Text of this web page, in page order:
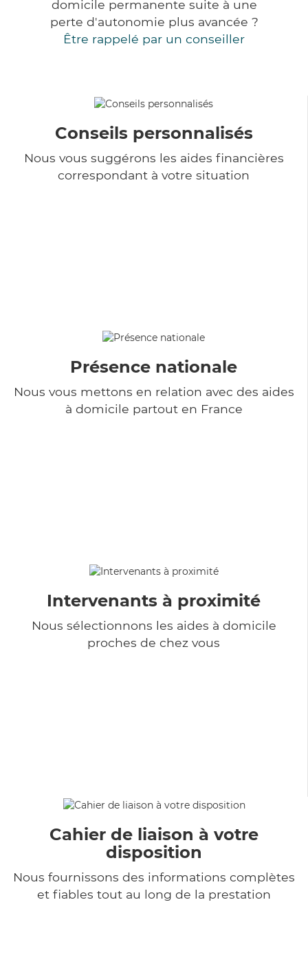
domicile permanente suite à une
perte d'autonomie plus avancée ?
Être rappelé par un conseiller
Conseils personnalisés
Nous vous suggérons les aides financières
correspondant à votre situation
Présence nationale
Nous vous mettons en relation avec des aides
à domicile partout en France
Intervenants à proximité
Nous sélectionnons les aides à domicile
proches de chez vous
Cahier de liaison à votre
disposition
Nous fournissons des informations complètes
et fiables tout au long de la prestation